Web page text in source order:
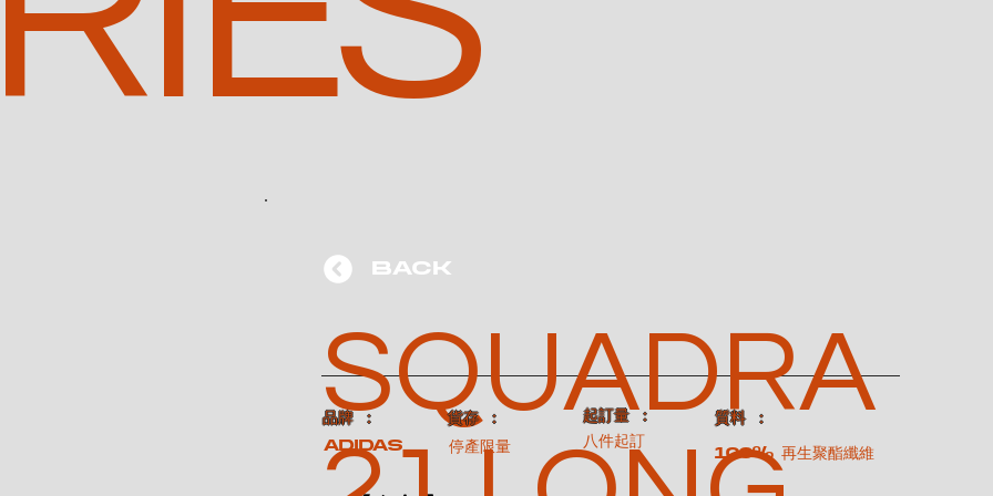
BACK
SQUADRA
​品牌 ：
ADIDAS
​貨存 ：
停產限量
​起訂量 ：
八件起訂
​質料 ：
100% 再生聚酯纖維